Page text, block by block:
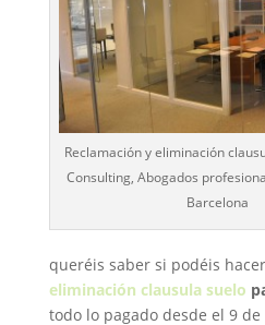
Reclamación y eliminación
Consulting, Abogados
Barcelona
queréis saber si podéis
eliminación clausula suelo
todo lo pagado desde el 9 de